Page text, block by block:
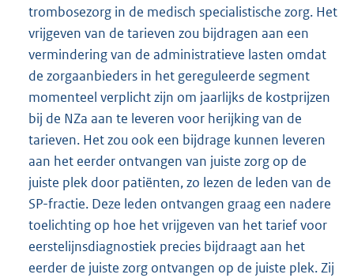
trombosezorg in de medisch specialistische zorg. Het
vrijgeven van de tarieven zou bijdragen aan een
vermindering van de administratieve lasten omdat
de zorgaanbieders in het gereguleerde segment
momenteel verplicht zijn om jaarlijks de kostprijzen
bij de NZa aan te leveren voor herijking van de
tarieven. Het zou ook een bijdrage kunnen leveren
aan het eerder ontvangen van juiste zorg op de
juiste plek door patiënten, zo lezen de leden van de
SP-fractie. Deze leden ontvangen graag een nadere
toelichting op hoe het vrijgeven van het tarief voor
eerstelijnsdiagnostiek precies bijdraagt aan het
eerder de juiste zorg ontvangen op de juiste plek. Zij